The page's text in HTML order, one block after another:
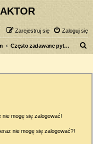
Zaloguj się
Zarejestruj się
Często zadawane pytania
nie mogę się zalogować!
nie mogę się zalogować?!